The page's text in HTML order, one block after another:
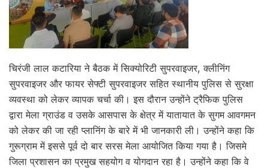
चिरंजी लाल कटारिया ने बैठक में सिक्योरिटी सुपरवाइजर, क्लीनिंग
सुपरवाइजर और फायर सेफ्टी सुपरवाइजर सहित स्थानीय पुलिस से सुरक्षा
व्यवस्था को लेकर व्यापक चर्चा की। इस दौरान उन्होंने ट्रैफिक पुलिस
द्वारा मेला ग्राउंड व उसके आसपास के क्षेत्र में यातायात के सुगम आवगमन
को लेकर की जा रही प्लानिंग के बारे में भी जानकारी ली। उन्होंने कहा कि
गुरूग्राम में इससे पूर्व दो बार सरस मेला आयोजित किया गया है। जिसमे
जिला प्रशासन का प्रमुख सहयोग व योगदान रहा है। उन्होंने कहा कि वे